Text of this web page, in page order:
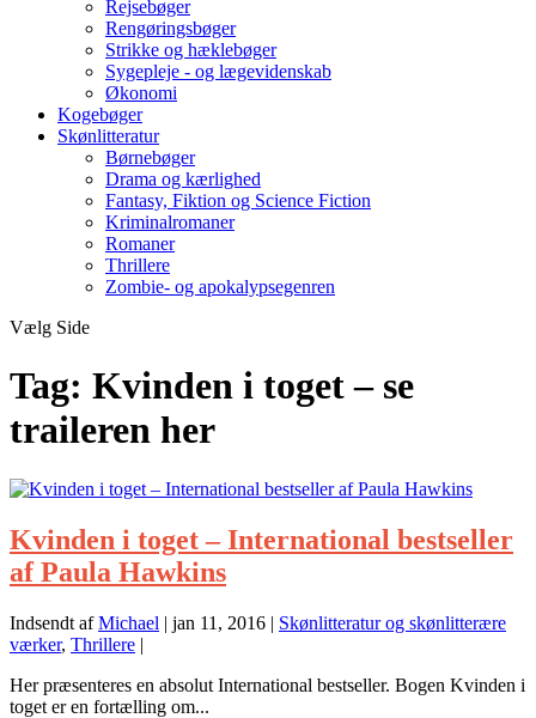
Rejsebøger
Rengøringsbøger
Strikke og hæklebøger
Sygepleje - og lægevidenskab
Økonomi
Kogebøger
Skønlitteratur
Børnebøger
Drama og kærlighed
Fantasy, Fiktion og Science Fiction
Kriminalromaner
Romaner
Thrillere
Zombie- og apokalypsegenren
Vælg Side
Tag: Kvinden i toget – se
traileren her
Kvinden i toget – International bestseller
af Paula Hawkins
Indsendt afMichael | jan 11, 2016 | Skønlitteratur og skønlitterære
værker, Thrillere |
Her præsenteres en absolut International bestseller. Bogen Kvinden i
toget er en fortælling om...